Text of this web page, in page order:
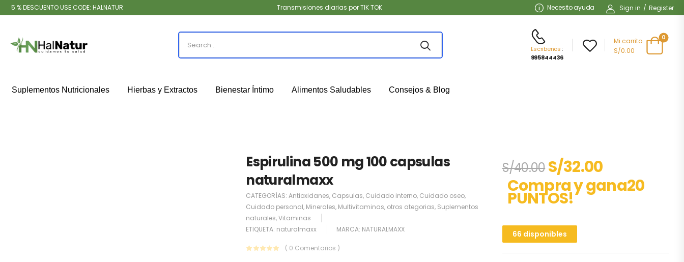
5 % DESCUENTO USE CODE: HALNATUR Transmisiones diarias por TIK TOK Necesito ayuda Sign in / Register
Escribenos:
995844436
Mi carrito
S/0.00
0
Suplementos Nutricionales Hierbas y Extractos Bienestar Íntimo Alimentos Saludables Consejos & Blog
Espirulina 500 mg 100 capsulas
naturalmaxx
CATEGORÍAS:Antioxidanes, Capsulas, Cuidado interno, Cuidado oseo,
Cuidado personal, Minerales, Multivitaminas, otros ategorias, Suplementos
naturales,Vitaminas
ETIQUETA: naturalmaxx MARCA: NATURALMAXX
( 0 Comentarios )
S/40.00 S/32.00
Compra y gana20
PUNTOS!
66 disponibles